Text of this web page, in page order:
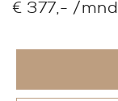
€ 377,- /mnd